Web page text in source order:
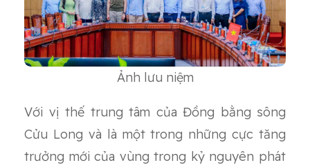
Ảnh lưu niệm
Với vị thế trung tâm của Đồng bằng sông
Cửu Long và là một trong những cực tăng
trưởng mới của vùng trong kỷ nguyên phát